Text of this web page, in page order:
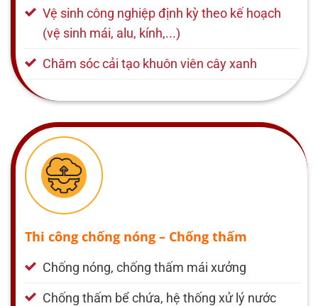
Vệ sinh công nghiệp định kỳ theo kế hoạch
(vệ sinh mái, alu, kính,...)
Chăm sóc cải tạo khuôn viên cây xanh
Thi công chống nóng – Chống thấm
Chống nóng, chống thấm mái xưởng
Chống thấm bể chứa, hệ thống xử lý nước